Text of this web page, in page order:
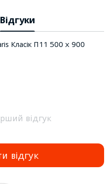
Відгуки
Класік П11 500 х 900
відгук
відгук